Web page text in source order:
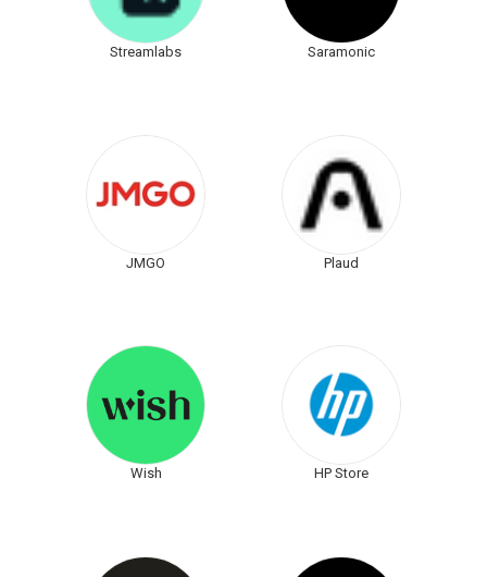
Streamlabs Saramonic
JMGO Plaud
Wish HP Store